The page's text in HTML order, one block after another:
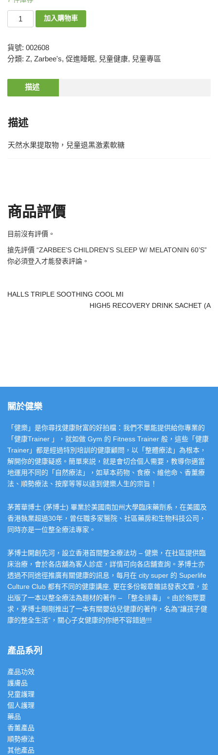
加入購物車
貨號: 002608
分類: Z, Zarbee's, 促進睡眠, 兒童健康, 兒童專區
描述
描述
天然水果提取物，兒童退黑激素軟糖
商品評價
目前沒有評價。
搶先評價 “ZARBEE’S CHILDREN’S SLEEP W/ MELATONIN 60’S”
你必須登入才能發表評論。
HALLS TRIPLE SOOTHING COOL MI
HIGH5 RECOVERY DRINK SACHET (A
關於健樂
「健樂」是你尋找健康財富的好拍檔：我們不單能提供給你專業的
「健康Trainer 」，就如做 Gym 的 Fitness Trainer 般，這些「健康
Trainer」都是經過特別培訓的健康顧問，以「整體療法」為根本，
解開你的健康疑惑。簡單來説，就是會切合個人需要，教導你適當
地運用不同的「自然療法」，如草本葯物、食療、維他命、香薰療
法、順勢療法、按摩等等以達到健樂人生的宗旨！
茅菁華博士 (茅博士) 畢業於美國南加州大學臨床藥劑系，在美國及
香港執業超過30年，曾任職多家醫院、社區藥房和生物科技公司，
同時亦是一位整全療法專家。
茅博士開創先河，設立香港首間整全療法坊 – 健樂，在社區提供臨
床治療，會於各店舖為客人診症，詳情可向各店舖查詢。茅博士亦
透過不同途徑推廣有關健康的訊息，每月在 city super 的 Superlife
Culture Club 都有不同的健康講座, 更在多份報章雜誌發表文章，並
出版了一本以整全療法為題材的著作 – 「整全排毒」。由於徇眾要
求，茅博士剛剛推出了一本有關嬰幼兒健康的著作，名為”讓孩子健
康的整全生活”，關心子女健康的你絕不容錯過!!!
產品系列
產品功效
護膚品
兒童護理
個人護理
藥品
香薰產品
順勢療法
其他產品